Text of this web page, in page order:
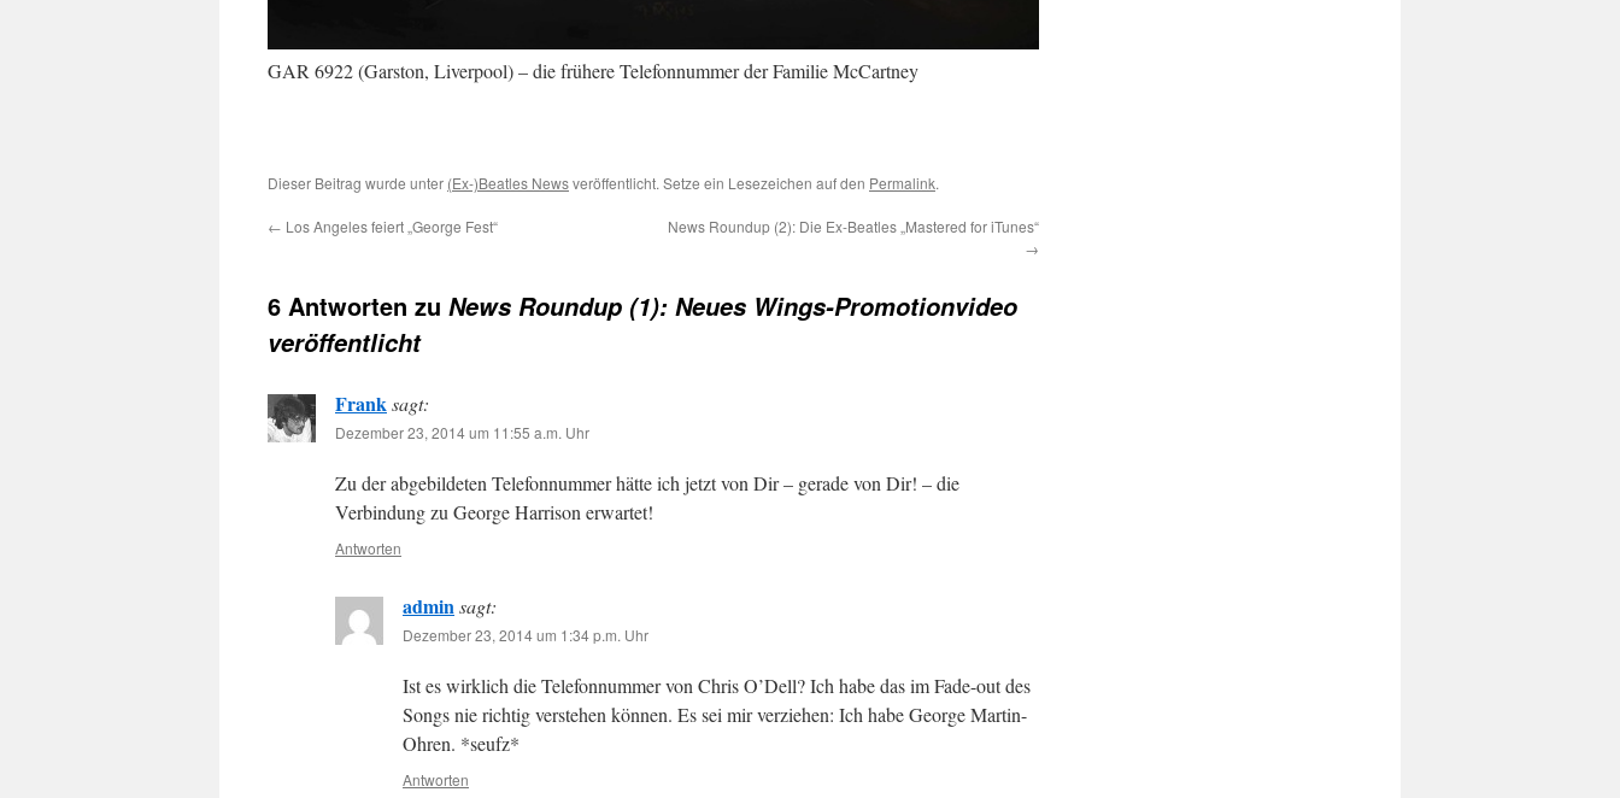
GAR 6922 (Garston, Liverpool) – die frühere Telefonnummer der Familie McCartney
Dieser Beitrag wurde unter (Ex-)Beatles Newsveröffentlicht. Setze ein Lesezeichen auf den Permalink.
← Los Angeles feiert „George Fest“
News Roundup (2): Die Ex-Beatles „Mastered for iTunes“
→
6 Antworten zu News Roundup (1): Neues Wings-Promotionvideo
veröffentlicht
Frank sagt:
Dezember 23, 2014 um 11:55 a.m. Uhr
Zu der abgebildeten Telefonnummer hätte ich jetzt von Dir – gerade von Dir! – die
Verbindung zu George Harrison erwartet!
Antworten
admin sagt:
Dezember 23, 2014 um 1:34 p.m. Uhr
Ist es wirklich die Telefonnummer von Chris O’Dell? Ich habe das im Fade-out des
Songs nie richtig verstehen können. Es sei mir verziehen: Ich habe George Martin-
Ohren. *seufz*
Antworten